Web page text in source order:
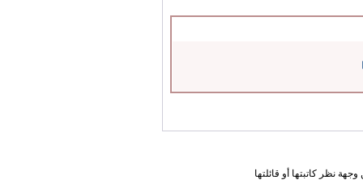
نظر كاتبتها أو قائلتها